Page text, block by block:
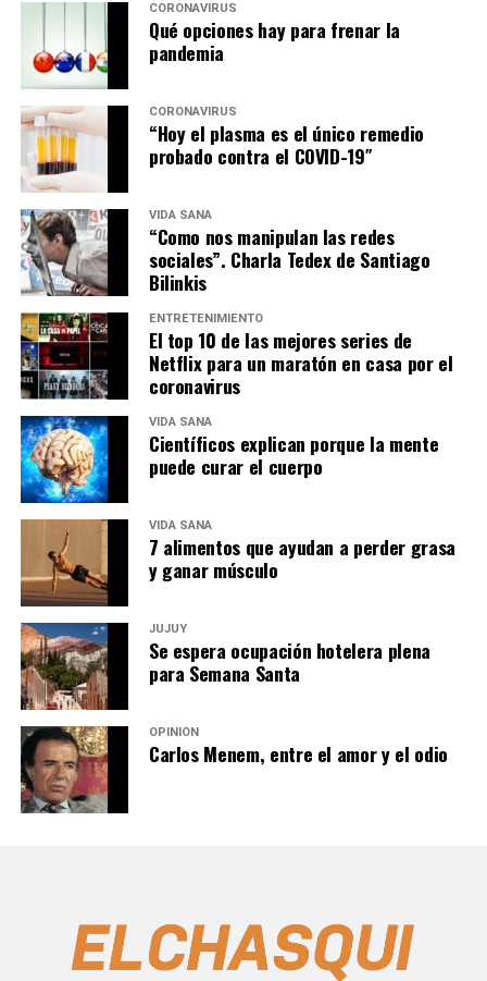
CORONAVIRUS
Qué opciones hay para frenar la
pandemia
CORONAVIRUS
“Hoy el plasma es el único remedio
probado contra el COVID-19″
VIDA SANA
“Como nos manipulan las redes
sociales”. Charla Tedex de Santiago
Bilinkis
ENTRETENIMIENTO
El top 10 de las mejores series de
Netflix para un maratón en casa por el
coronavirus
VIDA SANA
Científicos explican porque la mente
puede curar el cuerpo
VIDA SANA
7 alimentos que ayudan a perder grasa
y ganar músculo
JUJUY
Se espera ocupación hotelera plena
para Semana Santa
OPINIÓN
Carlos Menem, entre el amor y el odio